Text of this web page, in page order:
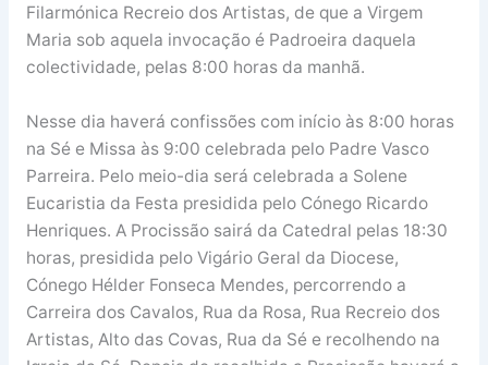
Filarmónica Recreio dos Artistas, de que a Virgem
Maria sob aquela invocação é Padroeira daquela
colectividade, pelas 8:00 horas da manhã.
Nesse dia haverá confissões com início às 8:00 horas
na Sé e Missa às 9:00 celebrada pelo Padre Vasco
Parreira. Pelo meio-dia será celebrada a Solene
Eucaristia da Festa presidida pelo Cónego Ricardo
Henriques. A Procissão sairá da Catedral pelas 18:30
horas, presidida pelo Vigário Geral da Diocese,
Cónego Hélder Fonseca Mendes, percorrendo a
Carreira dos Cavalos, Rua da Rosa, Rua Recreio dos
Artistas, Alto das Covas, Rua da Sé e recolhendo na